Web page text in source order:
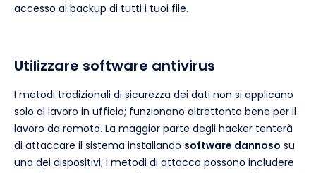
accesso ai backup di tutti i tuoi file.
Utilizzare software antivirus
I metodi tradizionali di sicurezza dei dati non si applicano
solo al lavoro in ufficio; funzionano altrettanto bene per il
lavoro da remoto. La maggior parte degli hacker tenterà
di attaccare il sistema installando software dannoso su
uno dei dispositivi; i metodi di attacco possono includere